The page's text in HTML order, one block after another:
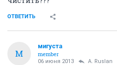
ОТВЕТИТЬ
М
мигуста
member
06 июня 2013 A. Ruslan